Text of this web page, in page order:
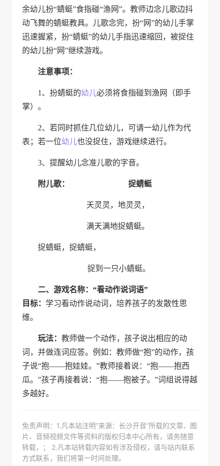
余幼儿扮“蜻蜓”食指碰“渔网”。 教师边念儿歌边抖
动飞舞的蜻蜓教具。儿歌念完，扮“网”的幼儿手掌
迅速握紧，扮“蜻蜓”的幼儿手指迅速缩回，被捉住
的幼儿扮“网”继续游戏。
注意事项：
1、 扮蜻蜓的幼儿必须将食指碰到渔网（即手
掌）。
2、 若同时抓住几位幼儿，可请一幼儿作为代
表；若一位幼儿也没捉住，游戏继续进行。
3、提醒幼儿念准儿歌的字音。
附儿歌： 捉蜻蜓
天灵灵，地灵灵，
满天满地捉蜻蜓。
捉蜻蜓，捉蜻蜓，
捉到一只小蜻蜓。
二、游戏名称：“看动作说词语”
目标： 学习看动作说动词，培养孩子的发散性思
维。
玩法： 教师做一个动作，孩子说出相应的动
词，并做连词应答。例如：教师做“抱”的动作，孩
子说“抱――抱娃娃。”教师接着说：“抱――抱西
瓜。”孩子再接着说：“抱――抱被子。”词组说得越
多越好。
免责声明：1.凡本站注明“来源：长沙开音”所载的文章、图
片、音频视频文件等资料的版权归本中心所有，请务随意
转载，； 2.凡本站转载内容如有涉及侵权，请与站内联系
方式联系，我们将第一时间处理。